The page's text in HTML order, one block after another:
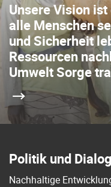
Unsere Vision
alle Menschen
und Sicherheit
Ressourcen
Umwelt Sorge
Politik und Dialog
Nachhaltige